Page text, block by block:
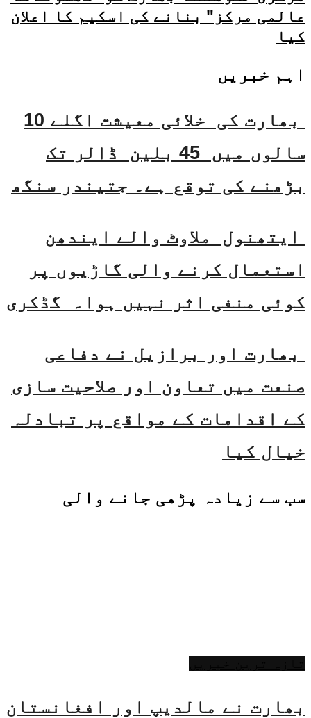
عالمی مرکز" بنانے کی اسکیم کا اعلان
کیا
اہم خبریں
بھارت کی خلائی معیشت اگلے 10
سالوں میں 45 بلین ڈالر تک
بڑھنے کی توقع ہے۔ جتیندر سنگھ
ایتھنول ملاوٹ والے ایندھن
استعمال کرنے والی گاڑیوں پر
کوئی منفی اثر نہیں ہوا۔ گڈکری
بھارت اور برازیل نے دفاعی
صنعت میں تعاون اور صلاحیت سازی
کے اقدامات کے مواقع پر تبادلہ
خیال کیا
سب سے زیادہ پڑھی جانے والی
بھارت نے مالدیپ اور افغانستان